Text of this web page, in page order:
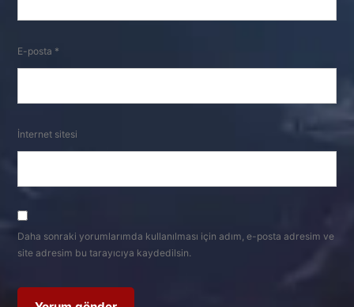
E-posta *
İnternet sitesi
Daha sonraki yorumlarımda kullanılması için adım, e-posta adresim ve
site adresim bu tarayıcıya kaydedilsin.